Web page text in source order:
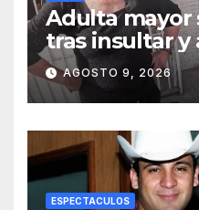
Adulta mayor
tras insultar y
celular a
AGOSTO 9, 2026
ESPECTACULOS